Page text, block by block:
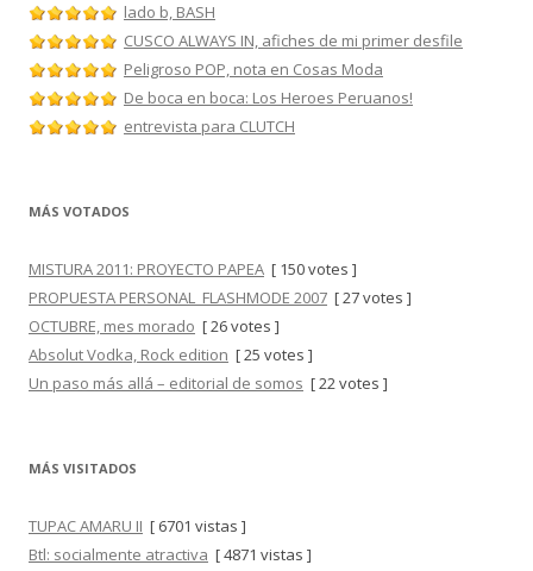
lado b, BASH
CUSCO ALWAYS IN, afiches de mi primer desfile
Peligroso POP, nota en Cosas Moda
De boca en boca: Los Heroes Peruanos!
entrevista para CLUTCH
MÁS VOTADOS
MISTURA 2011: PROYECTO PAPEA [ 150 votes ]
PROPUESTA PERSONAL_FLASHMODE 2007 [ 27 votes ]
OCTUBRE, mes morado [ 26 votes ]
Absolut Vodka, Rock edition [ 25 votes ]
Un paso más allá – editorial de somos [ 22 votes ]
MÁS VISITADOS
TUPAC AMARU II [ 6701 vistas ]
Btl: socialmente atractiva [ 4871 vistas ]